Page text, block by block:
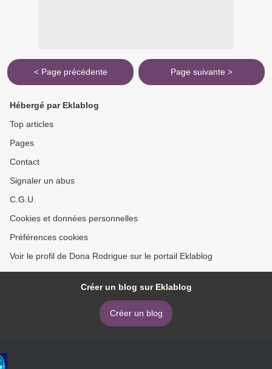
< Page précédente Page suivante >
Hébergé par Eklablog
Top articles
Pages
Contact
Signaler un abus
C.G.U.
Cookies et données personnelles
Préférences cookies
Voir le profil de Dona Rodrigue sur le portail Eklablog
Créer un blog sur Eklablog
Créer un blog